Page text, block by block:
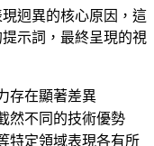
迥異的核心原因，這
示詞，最終呈現的視
存在顯著差異
然不同的技術優勢
特定領域表現各有所